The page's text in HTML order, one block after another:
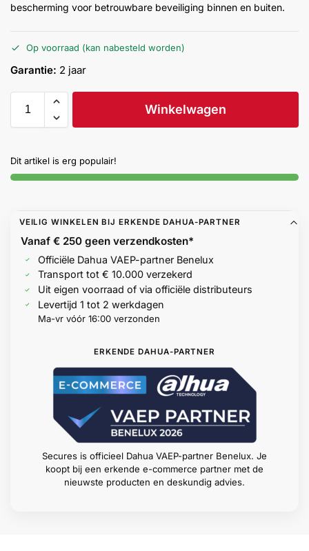
Help &
service
bescherming voor betrouwbare beveiliging binnen en buiten.
Op voorraad (kan nabesteld worden)
Garantie: 2 jaar
Winkelwagen
Dit artikel is erg populair!
VEILIG WINKELEN BIJ ERKENDE DAHUA-PARTNER
Vanaf € 250 geenverzendkosten*
Officiële Dahua VAEP-partner Benelux
Transport tot € 10.000 verzekerd
Uit eigen voorraad of via officiële distributeurs
Levertijd 1 tot 2 werkdagen
Ma-vr vóór 16:00 verzonden
ERKENDE DAHUA-PARTNER
Secures is officieel Dahua VAEP-partner Benelux. Je
koopt bij een erkende e-commerce partner met de
nieuwste producten en deskundig advies.